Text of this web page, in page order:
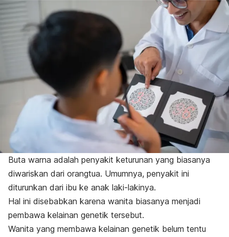
Buta warna adalah penyakit keturunan yang biasanya
diwariskan dari orangtua. Umumnya, penyakit ini
diturunkan dari ibu ke anak laki-lakinya.
Hal ini disebabkan karena wanita biasanya menjadi
pembawa kelainan genetik tersebut.
Wanita yang membawa kelainan genetik belum tentu